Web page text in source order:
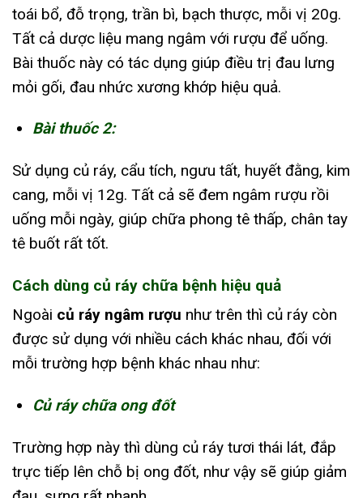
toái bổ, đỗ trọng, trần bì, bạch thược, mỗi vị 20g.
Tất cả dược liệu mang ngâm với rượu để uống.
Bài thuốc này có tác dụng giúp điều trị đau lưng
mỏi gối, đau nhức xương khớp hiệu quả.
Bài thuốc 2:
Sử dụng củ ráy, cẩu tích, ngưu tất, huyết đằng, kim
cang, mỗi vị 12g. Tất cả sẽ đem ngâm rượu rồi
uống mỗi ngày, giúp chữa phong tê thấp, chân tay
tê buốt rất tốt.
Cách dùng củ ráy chữa bệnh hiệu quả
Ngoài củ ráy ngâm rượu như trên thì củ ráy còn
được sử dụng với nhiều cách khác nhau, đối với
mỗi trường hợp bệnh khác nhau như:
Củ ráy chữa ong đốt
Trường hợp này thì dùng củ ráy tươi thái lát, đắp
trực tiếp lên chỗ bị ong đốt, như vậy sẽ giúp giảm